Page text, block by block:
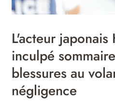
L'acteur japonais
inculpé
blessures au
négligence